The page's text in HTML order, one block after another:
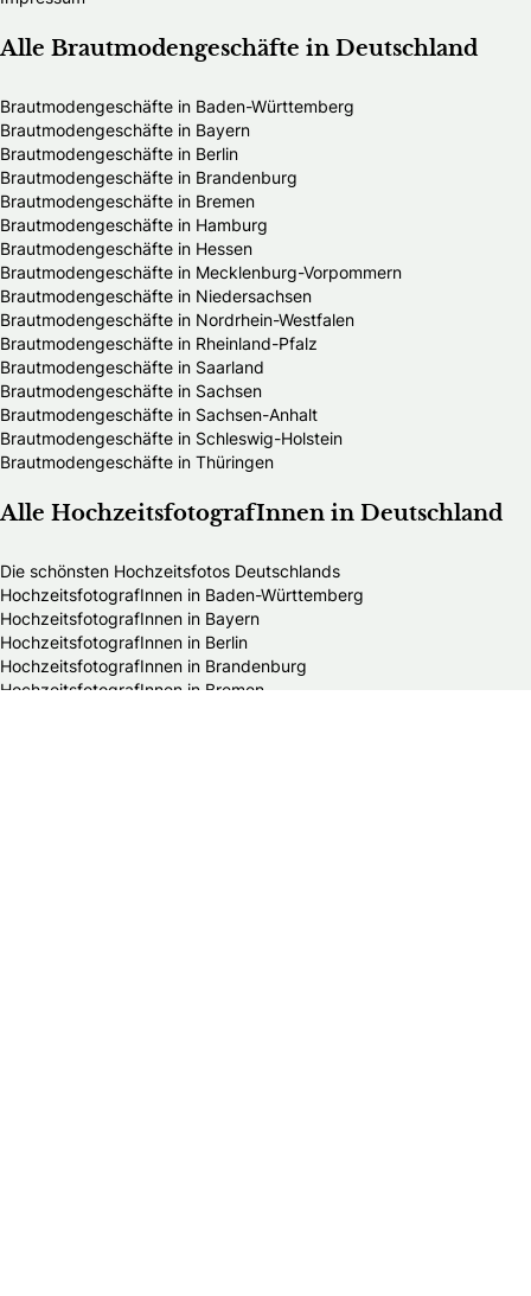
Alle Brautmodengeschäfte in Deutschland
Brautmodengeschäfte in Baden-Württemberg
Brautmodengeschäfte in Bayern
Brautmodengeschäfte in Berlin
Brautmodengeschäfte in Brandenburg
Brautmodengeschäfte in Bremen
Brautmodengeschäfte in Hamburg
Brautmodengeschäfte in Hessen
Brautmodengeschäfte in Mecklenburg-Vorpommern
Brautmodengeschäfte in Niedersachsen
Brautmodengeschäfte in Nordrhein-Westfalen
Brautmodengeschäfte in Rheinland-Pfalz
Brautmodengeschäfte in Saarland
Brautmodengeschäfte in Sachsen
Brautmodengeschäfte in Sachsen-Anhalt
Brautmodengeschäfte in Schleswig-Holstein
Brautmodengeschäfte in Thüringen
Alle HochzeitsfotografInnen in Deutschland
Die schönsten Hochzeitsfotos Deutschlands
HochzeitsfotografInnen in Baden-Württemberg
HochzeitsfotografInnen in Bayern
HochzeitsfotografInnen in Berlin
HochzeitsfotografInnen in Brandenburg
HochzeitsfotografInnen in Bremen